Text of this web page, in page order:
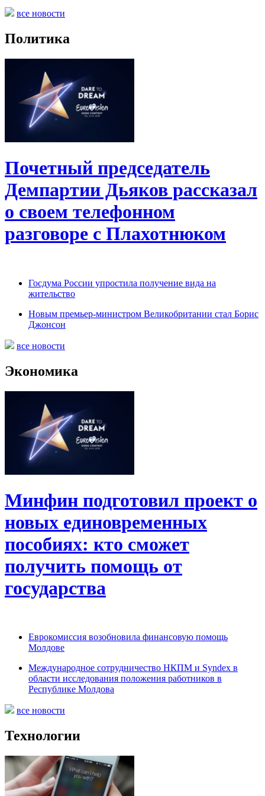
все новости
Политика
Почетный председатель
Демпартии Дьяков рассказал
о своем телефонном
разговоре с Плахотнюком
Госдума России упростила получение вида на
жительство
Новым премьер-министром Великобритании стал Борис
Джонсон
все новости
Экономика
Минфин подготовил проект о
новых единовременных
пособиях: кто сможет
получить помощь от
государства
Еврокомиссия возобновила финансовую помощь
Молдове
Международное сотрудничество НКПМ и Syndex в
области исследования положения работников в
Республике Молдова
все новости
Технологии